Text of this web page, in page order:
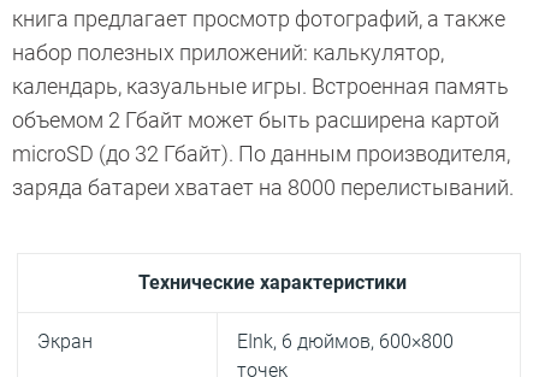
книга предлагает просмотр фотографий, а также
набор полезных приложений: калькулятор,
календарь, казуальные игры. Встроенная память
объемом 2 Гбайт может быть расширена картой
microSD (до 32 Гбайт). По данным производителя,
заряда батареи хватает на 8000 перелистываний.
Технические характеристики
Экран
E­Ink, 6 дюймов, 600×800
точек